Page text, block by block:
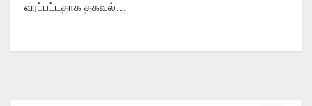
வரப்பட்டதாக தகவல்…